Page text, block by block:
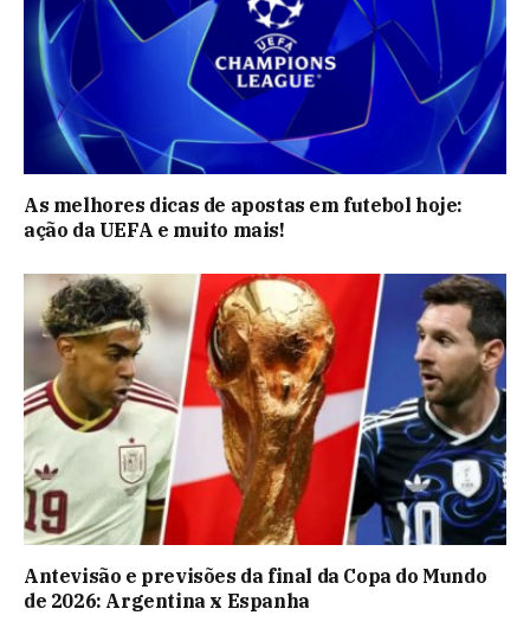
As melhores dicas de apostas em futebol hoje:
ação da UEFA e muito mais!
Antevisão e previsões da final da Copa do Mundo
de 2026: Argentina x Espanha